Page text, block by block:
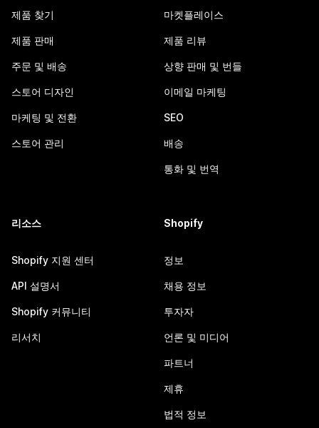
제품 찾기
제품 판매
주문 및 배송
스토어 디자인
마케팅 및 전환
스토어 관리
마켓플레이스
제품 리뷰
상향 판매 및 번들
이메일 마케팅
SEO
배송
통화 및 번역
리소스
Shopify 지원 센터
API 설명서
Shopify 커뮤니티
리서치
Shopify
정보
채용 정보
투자자
언론 및 미디어
파트너
제휴
법적 정보